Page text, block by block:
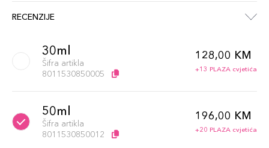
RECENZIJE
30ml
Šifra artikla
8011530850005
128,00 KM
+13 PLAZA cvjetića
50ml
Šifra artikla
8011530850012
196,00 KM
+20 PLAZA cvjetića